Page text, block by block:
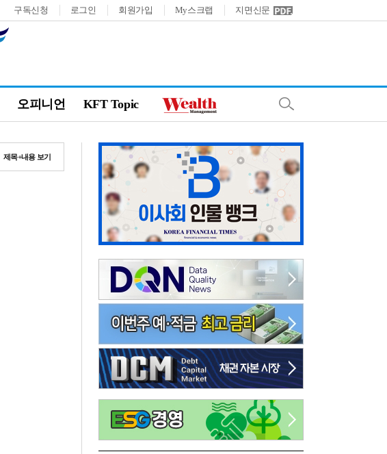
구독신청 로그인 회원가입 My스크랩 지면신문
오피니언 KFT Topic
제목+내용 보기